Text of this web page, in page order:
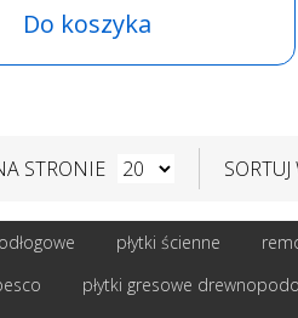
Do koszyka
STRONIE SORTUJ
płytki ścienne
płytki gresowe